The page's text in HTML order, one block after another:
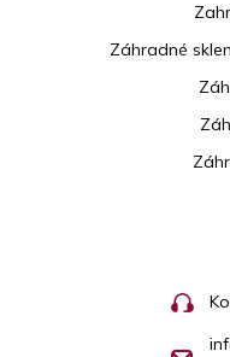
Záhradné